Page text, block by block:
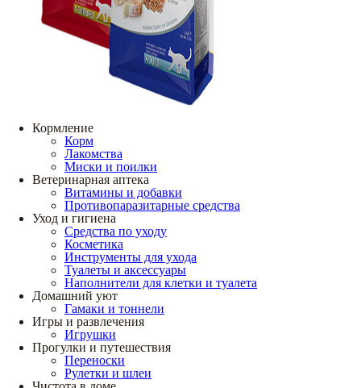
Кормление
Корм
Лакомства
Миски и поилки
Ветеринарная аптека
Витамины и добавки
Противопаразитарные средства
Уход и гигиена
Средства по уходу
Косметика
Инструменты для ухода
Туалеты и аксессуары
Наполнители для клетки и туалета
Домашний уют
Гамаки и тоннели
Игры и развлечения
Игрушки
Прогулки и путешествия
Переноски
Рулетки и шлеи